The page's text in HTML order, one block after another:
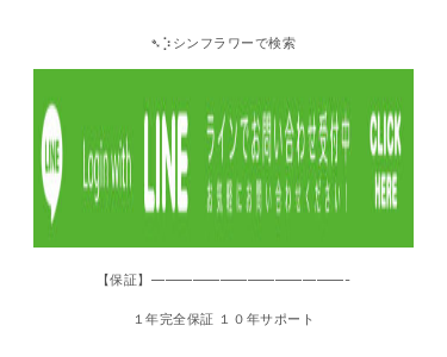
➴⡱シンフラワーで検索
【保証】——————————————-
１年完全保証 １０年サポート